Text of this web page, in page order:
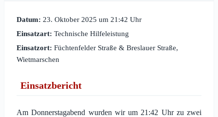
Datum: 23. Oktober 2025 um 21:42 Uhr
Einsatzart: Technische Hilfeleistung
Einsatzort: Füchtenfelder Straße & Breslauer Straße,
Wietmarschen
Einsatzbericht
Am Donnerstagabend wurden wir um 21:42 Uhr zu zwei